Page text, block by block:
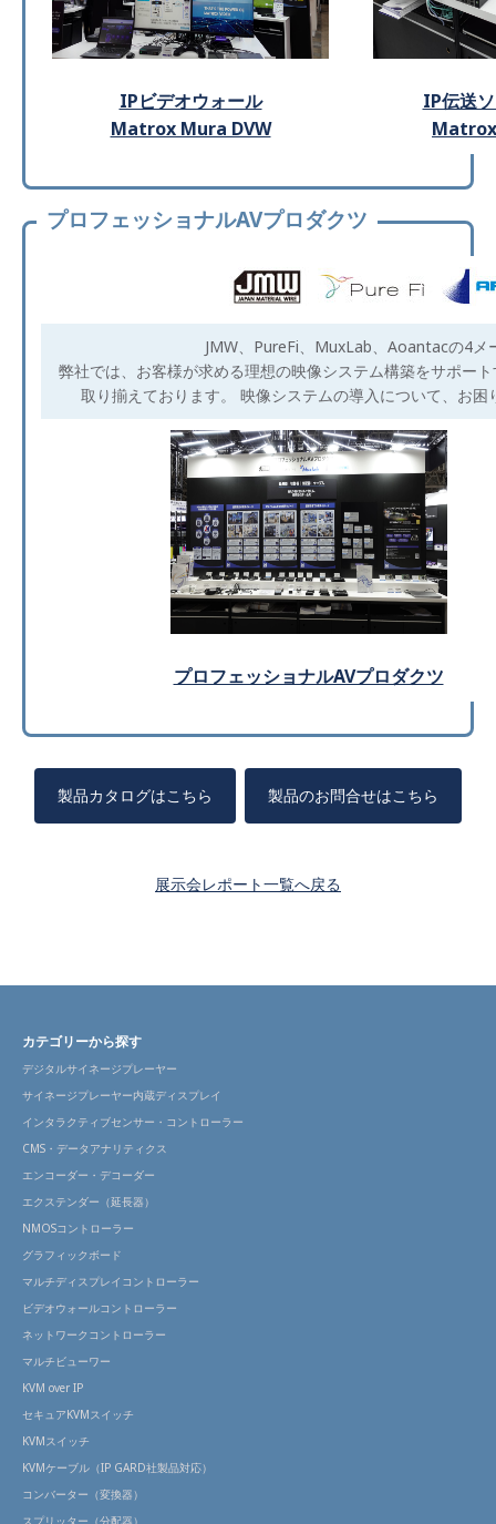
IPビデオウォール
Matrox Mura DVW
IP伝送
プロフェッショナルAVプロダクツ
JMW、PureFi、MuxLab、Aoantacの4メ
弊社では、お客様が求める理想の映像システム構築をサポー
取り揃えております。 映像システムの導入について、お
プロフェッショナルAVプロダクツ
製品カタログはこちら 製品のお問合せはこちら
展示会レポート一覧へ戻る
カテゴリーから探す
デジタルサイネージプレーヤー
サイネージプレーヤー内蔵ディスプレイ
インタラクティブセンサー・コントローラー
CMS・データアナリティクス
エンコーダー・デコーダー
エクステンダー（延長器）
NMOSコントローラー
グラフィックボード
マルチディスプレイコントローラー
ビデオウォールコントローラー
ネットワークコントローラー
マルチビューワー
KVM over IP
セキュアKVMスイッチ
KVMスイッチ
KVMケーブル（IP GARD社製品対応）
コンバーター（変換器）
スプリッター（分配器）